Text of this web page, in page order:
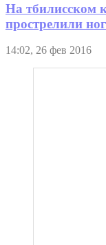
На тбилисском
прострелили
14:02, 26 фев 2016